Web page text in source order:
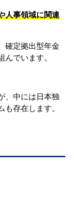
人事領域に関連
確定拠出型年金
でいます。
、中には日本独
存在します。